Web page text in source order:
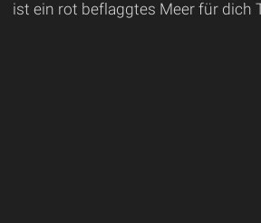
ist ein rot beflaggtes Meer für dich